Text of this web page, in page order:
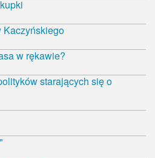
Kaczyńskiego
w rękawie?
starających się o